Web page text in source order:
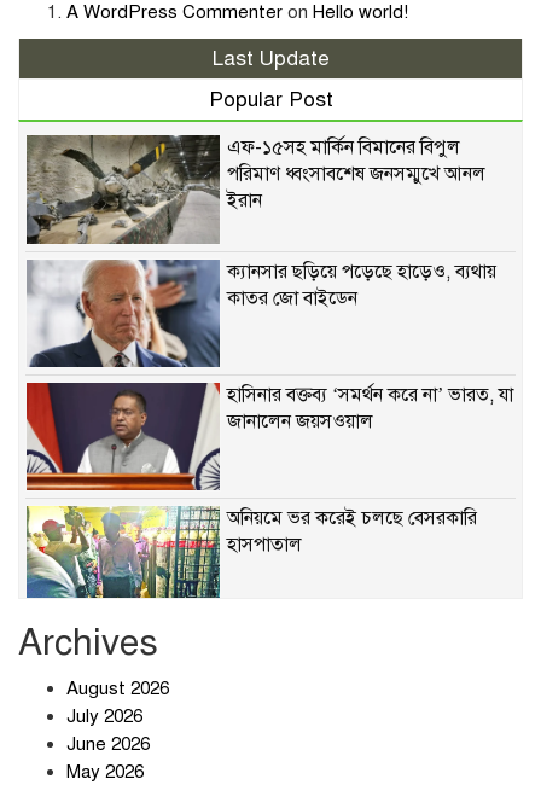
A WordPress Commenter on Hello world!
Last Update
Popular Post
এফ-১৫সহ মার্কিন বিমানের বিপুল
পরিমাণ ধ্বংসাবশেষ জনসম্মুখে আনল
ইরান
ক্যানসার ছড়িয়ে পড়েছে হাড়েও, ব্যথায়
কাতর জো বাইডেন
হাসিনার বক্তব্য ‘সমর্থন করে না’ ভারত, যা
জানালেন জয়সওয়াল
অনিয়মে ভর করেই চলছে বেসরকারি
হাসপাতাল
Archives
August 2026
July 2026
June 2026
May 2026